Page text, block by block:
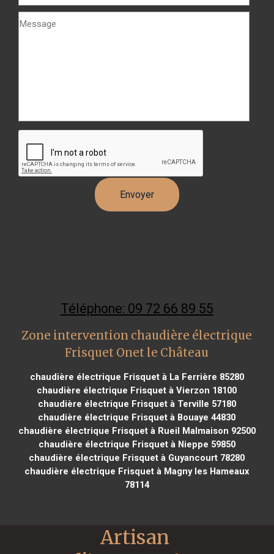
Téléphone: 09 72 66 89 55
Zone intervention chaudière électrique
Frisquet Onet le Château
chaudière électrique Frisquet à La Ferrière 85280
chaudière électrique Frisquet à Vierzon 18100
chaudière électrique Frisquet à Terville 57180
chaudière électrique Frisquet à Bouaye 44830
chaudière électrique Frisquet à Rueil Malmaison 92500
chaudière électrique Frisquet à Nieppe 59850
chaudière électrique Frisquet à Guyancourt 78280
chaudière électrique Frisquet à Magny les Hameaux
78114
Artisan